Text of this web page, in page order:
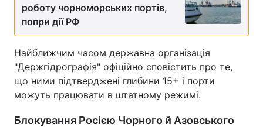
роботу чорноморських портів,
попри дії РФ
Найближчим часом державна організація
"Держгідрографія" офіційно сповістить про те,
що ними підтверджені глибини 15+ і порти
можуть працювати в штатному режимі.
Блокування Росією Чорного й Азовського